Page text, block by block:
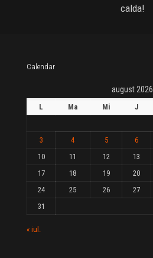
calda!
Calendar
august 2026
L Ma Mi J
3
4 5 6
10
11 12 13
17
18 19 20
24
25 26 27
31
« iul.